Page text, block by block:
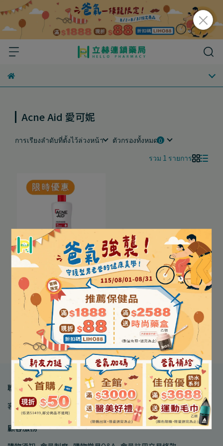
Acne Aid 愛可妮
การเรียงลำดับที่ตั้งไว้ล่วงหน้า
ตัวกรองทั้งหมด
รวม 1 รายการ
【Acne Aid 愛可妮】控油
潔膚露 100ml/瓶
NT$209
NT$330
เพิ่มลงในตะกร้า
聯絡我們
客服中心 品牌合作 人才招募
顧客服務